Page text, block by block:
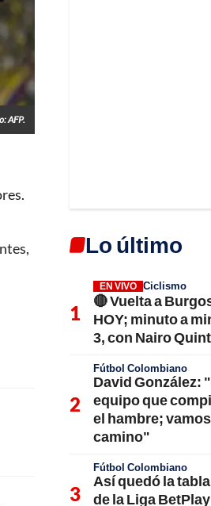
AFP.
Lo último
EN VIVO Ciclismo
🔴 Vuelta a
HOY; minuto a
3, con Nairo
Fútbol Colombiano
David González:
equipo que
el hambre;
camino"
Fútbol Colombiano
Así quedó la
de la Liga